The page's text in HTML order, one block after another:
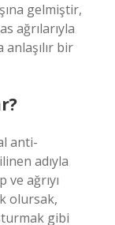
gelmiştir,
ağrılarıyla
bir
anti-
adıyla
ağrıyı
olursak,
gibi